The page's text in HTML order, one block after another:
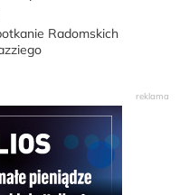
Radomskich